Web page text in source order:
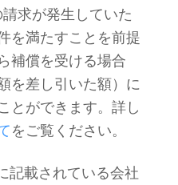
求が発生していた
を満たすことを前提
補償を受ける場合
を差し引いた額）に
とができます。詳し
をご覧ください。
記載されている会社